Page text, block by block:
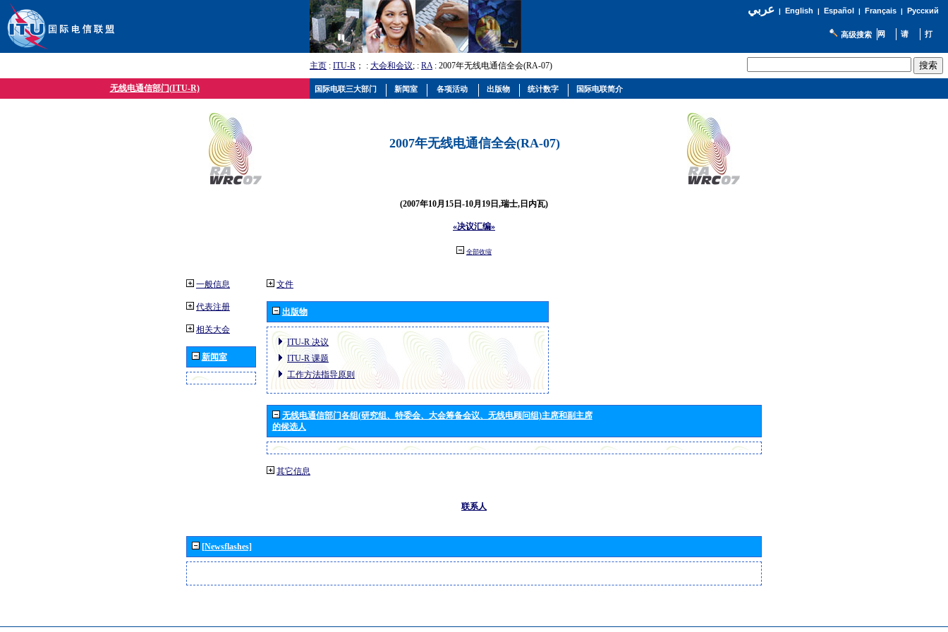
عربي| English | Español | Français| Русский
高级搜索
主页 : ITU-R ； : 大会和会议; : RA: 2007年无线电通信全会(RA-07)
无线电通信部门(ITU-R)
2007年无线电通信全会(RA-07)
(2007年10月15日-10月19日,瑞士,日内瓦)
«决议汇编»
全部收缩
一般信息
代表注册
相关大会
新闻室
文件
出版物
ITU-R 决议
ITU-R 课题
工作方法指导原则
无线电通信部门各组(研究组、特委会、大会筹备会议、无线电顾问组)主席和副主席
的候选人
其它信息
联系人
[Newsflashes]
国际电联三大部门 新闻室 各项活动 出版物 统计数字 国际电联简介